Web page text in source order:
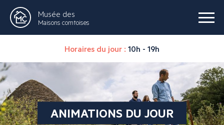
Musée des
Maisons comtoises
Horaires du jour : 10h - 19h
ANIMATIONS DU JOUR